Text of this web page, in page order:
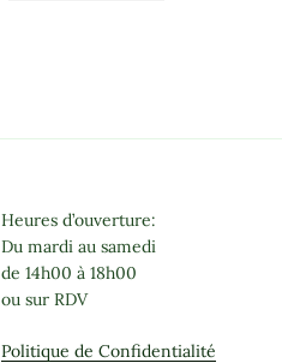
Heures d’ouverture:
Du mardi au samedi
de 14h00 à 18h00
ou sur RDV
Politique de Confidentialité